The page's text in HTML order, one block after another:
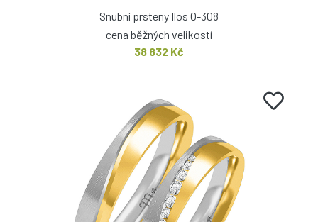
Snubní prsteny Ilos O-308
cena běžných velikostí
38 832 Kč